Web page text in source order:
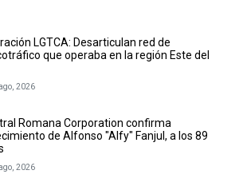
LGTCA: Desarticulan red de
que operaba en la región Este del
2026
Romana Corporation confirma
de Alfonso "Alfy" Fanjul, a los 89
2026